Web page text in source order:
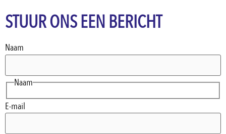
STUUR ONS EEN BERICHT
Naam
Naam
E-mail